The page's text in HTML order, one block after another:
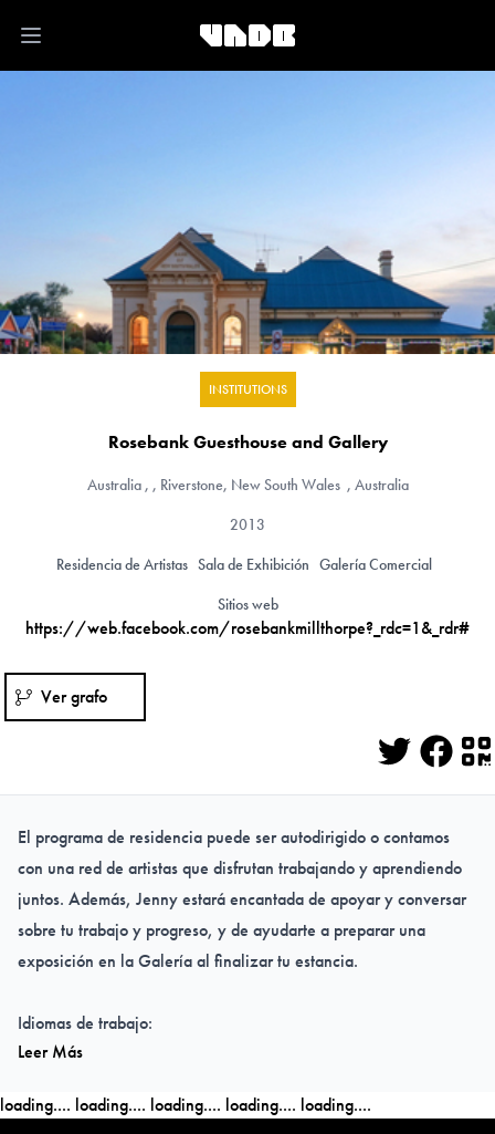
Open main menu
INSTITUTIONS
Rosebank Guesthouse and Gallery
Australia, , Riverstone, New South Wales , Australia
2013
Residencia de Artistas Sala de Exhibición Galería Comercial
Sitios web
https://web.facebook.com/rosebankmillthorpe?_rdc=1&_rdr#
Ver grafo
Twitter
El programa de residencia puede ser autodirigido o contamos
con una red de artistas que disfrutan trabajando y aprendiendo
juntos. Además, Jenny estará encantada de apoyar y conversar
sobre tu trabajo y progreso, y de ayudarte a preparar una
exposición en la Galería al finalizar tu estancia.
Idiomas de trabajo:
Inglés
Semanas: 3
Leer Más
loading.... loading.... loading.... loading.... loading....